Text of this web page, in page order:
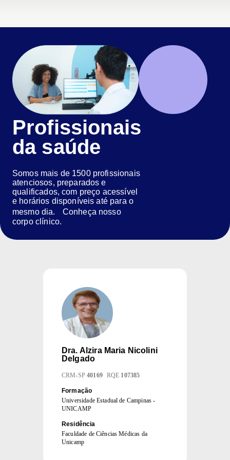
Profissionais
da saúde
Somos mais de 1500 profissionais
atenciosos, preparados e
qualificados, com preço acessível
e horários disponíveis até para o
mesmo dia. Conheça nosso
corpo clínico.
Dra. Alzira Maria Nicolini
Delgado
CRM-SP 40169 RQE 107385
Formação
Universidade Estadual de Campinas -
UNICAMP
Residência
Faculdade de Ciências Médicas da
Unicamp